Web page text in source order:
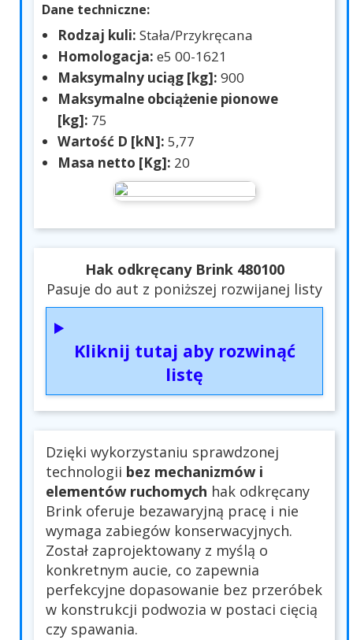
Dane techniczne:
Rodzaj kuli: Stała/Przykręcana
Homologacja: e5 00-1621
Maksymalny uciąg [kg]: 900
Maksymalne obciążenie pionowe
[kg]: 75
Wartość D [kN]: 5,77
Masa netto [Kg]: 20
Hak odkręcany Brink 480100
Pasuje do aut z poniższej rozwijanej listy
Kliknij tutaj aby rozwinąć
listę
Dzięki wykorzystaniu sprawdzonej
technologii bez mechanizmów i
elementów ruchomych hak odkręcany
Brink oferuje bezawaryjną pracę i nie
wymaga zabiegów konserwacyjnych.
Został zaprojektowany z myślą o
konkretnym aucie, co zapewnia
perfekcyjne dopasowanie bez przeróbek
w konstrukcji podwozia w postaci cięcią
czy spawania.